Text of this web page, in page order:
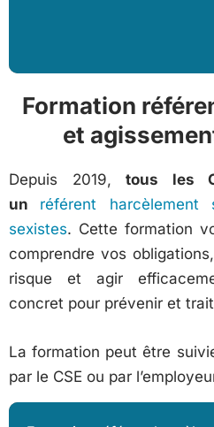
Formation
et
Depuis 2019, tous les
un référent harcèlement
sexistes. Cette formation
comprendre vos
risque et agir
concret pour prévenir et
La formation peut être
par le CSE ou par